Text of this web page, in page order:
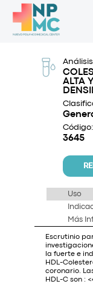
ALTA
Código:
3645
Uso
Más
Escrutinio
la fuerte e
HDL-
coronario.
HDL-C son :